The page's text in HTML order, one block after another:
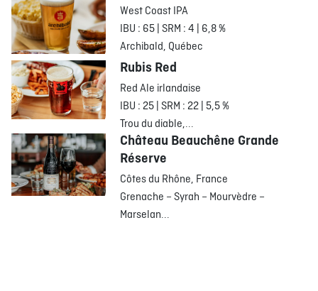
West Coast IPA
IBU : 65 | SRM : 4 | 6,8 %
Archibald, Québec
Rubis Red
Red Ale irlandaise
IBU : 25 | SRM : 22 | 5,5 %
Trou du diable,...
Château Beauchêne Grande
Réserve
Côtes du Rhône, France
Grenache – Syrah – Mourvèdre –
Marselan...